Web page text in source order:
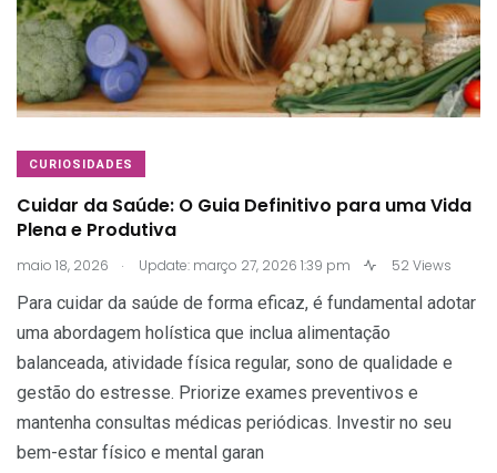
CURIOSIDADES
Cuidar da Saúde: O Guia Definitivo para uma Vida
Plena e Produtiva
maio 18, 2026 . Update: março 27, 2026 1:39 pm 52 Views
Para cuidar da saúde de forma eficaz, é fundamental adotar
uma abordagem holística que inclua alimentação
balanceada, atividade física regular, sono de qualidade e
gestão do estresse. Priorize exames preventivos e
mantenha consultas médicas periódicas. Investir no seu
bem-estar físico e mental garan